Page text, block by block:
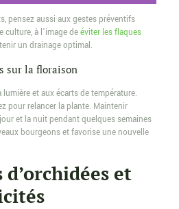
pensez aussi aux gestes préventifs
culture, à l’image deéviter les flaques
un drainage optimal.
sur la floraison
et aux écarts de température.
pour relancer la plante. Maintenir
et la nuit pendant quelques semaines
bourgeons et favorise une nouvelle
et